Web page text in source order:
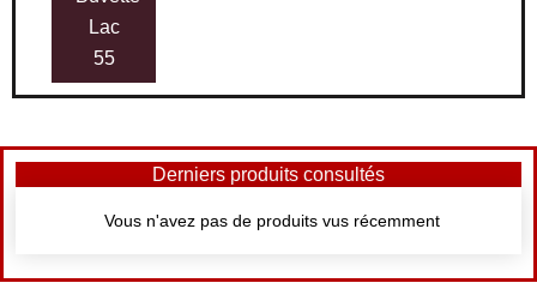
Lac
55
Derniers produits consultés
Vous n'avez pas de produits vus récemment